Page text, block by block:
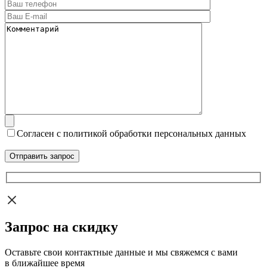
Согласен с политикой обработки персональных данных
Запрос на скидку
Оставьте свои контактные данные и мы свяжемся с вами
в ближайшее время